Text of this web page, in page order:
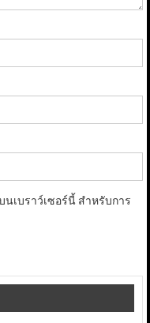
เบราว์เซอร์นี้ สำหรับการ